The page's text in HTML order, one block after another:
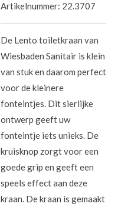
Artikelnummer: 22.3707
De Lento toiletkraan van
Wiesbaden Sanitair is klein
van stuk en daarom perfect
voor de kleinere
fonteintjes. Dit sierlijke
ontwerp geeft uw
fonteintje iets unieks. De
kruisknop zorgt voor een
goede grip en geeft een
speels effect aan deze
kraan. De kraan is gemaakt